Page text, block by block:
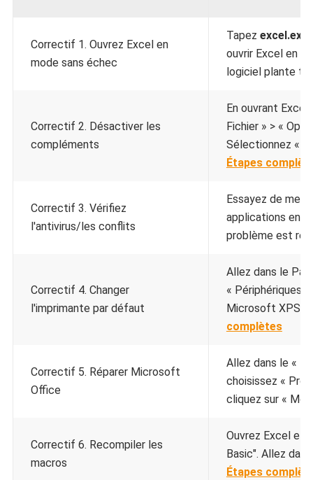
Correctif 1. Ouvrez Excel en
mode sans échec
Tapez excel.exe
ouvrir Excel en
logiciel plante
Correctif 2. Désactiver les
compléments
En ouvrant
Fichier » > «
Sélectionnez «
Étapes
Correctif 3. Vérifiez
l'antivirus/les conflits
Essayez de
applications en
problème est
Correctif 4. Changer
l'imprimante par défaut
Allez dans le
« Périphériques
Microsoft XPS
complètes
Correctif 5. Réparer Microsoft
Office
Allez dans le «
choisissez «
cliquez sur «
Correctif 6. Recompiler les
macros
Ouvrez Excel et
Basic". Allez
Étapes